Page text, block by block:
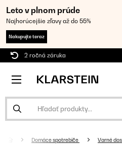
Leto v plnom prúde
Najhorúcejšie zľavy až do 55%
Nakupujte teraz
2 ročná záruka
Domáce spotrebiče Varné